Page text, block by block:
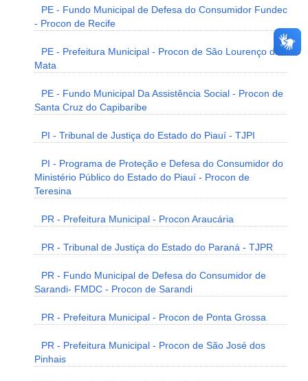
PE - Fundo Municipal de Defesa do Consumidor Fundec
- Procon de Recife
PE - Prefeitura Municipal - Procon de São Lourenço da
Mata
PE - Fundo Municipal Da Assistência Social - Procon de
Santa Cruz do Capibaribe
PI - Tribunal de Justiça do Estado do Piauí - TJPI
PI - Programa de Proteção e Defesa do Consumidor do
Ministério Público do Estado do Piauí - Procon de
Teresina
PR - Prefeitura Municipal - Procon Araucária
PR - Tribunal de Justiça do Estado do Paraná - TJPR
PR - Fundo Municipal de Defesa do Consumidor de
Sarandi- FMDC - Procon de Sarandi
PR - Prefeitura Municipal - Procon de Ponta Grossa
PR - Prefeitura Municipal - Procon de São José dos
Pinhais